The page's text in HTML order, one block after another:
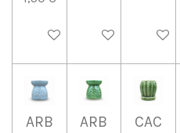
Ajouter au panierAjouter au panier
ARB
ARB
CAC